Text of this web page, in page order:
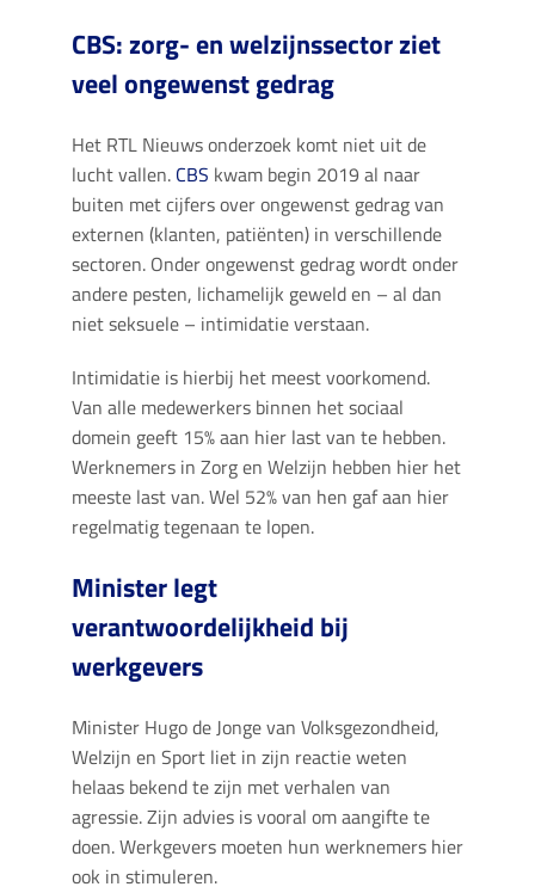
CBS: zorg- en welzijnssector ziet
veel ongewenst gedrag
Het RTL Nieuws onderzoek komt niet uit de
lucht vallen. CBS kwam begin 2019 al naar
buiten met cijfers over ongewenst gedrag van
externen (klanten, patiënten) in verschillende
sectoren. Onder ongewenst gedrag wordt onder
andere pesten, lichamelijk geweld en – al dan
niet seksuele – intimidatie verstaan.
Intimidatie is hierbij het meest voorkomend.
Van alle medewerkers binnen het sociaal
domein geeft 15% aan hier last van te hebben.
Werknemers in Zorg en Welzijn hebben hier het
meeste last van. Wel 52% van hen gaf aan hier
regelmatig tegenaan te lopen.
Minister legt
verantwoordelijkheid bij
werkgevers
Minister Hugo de Jonge van Volksgezondheid,
Welzijn en Sport liet in zijn reactie weten
helaas bekend te zijn met verhalen van
agressie. Zijn advies is vooral om aangifte te
doen. Werkgevers moeten hun werknemers hier
ook in stimuleren.